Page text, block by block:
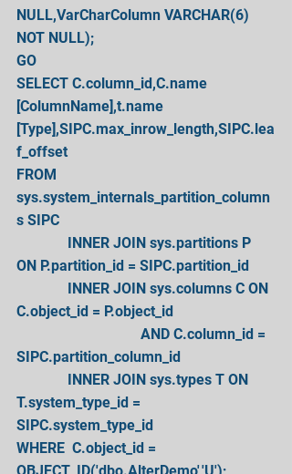
NULL,VarCharColumn VARCHAR(6)
NOT NULL);
GO
SELECT C.column_id,C.name
[ColumnName],t.name
[Type],SIPC.max_inrow_length,SIPC.lea
f_offset
FROM
sys.system_internals_partition_column
s SIPC
ON P.partition_id = SIPC.partition_id
C.object_id = P.object_id
SIPC.partition_column_id
T.system_type_id =
SIPC.system_type_id
WHERE  C.object_id =